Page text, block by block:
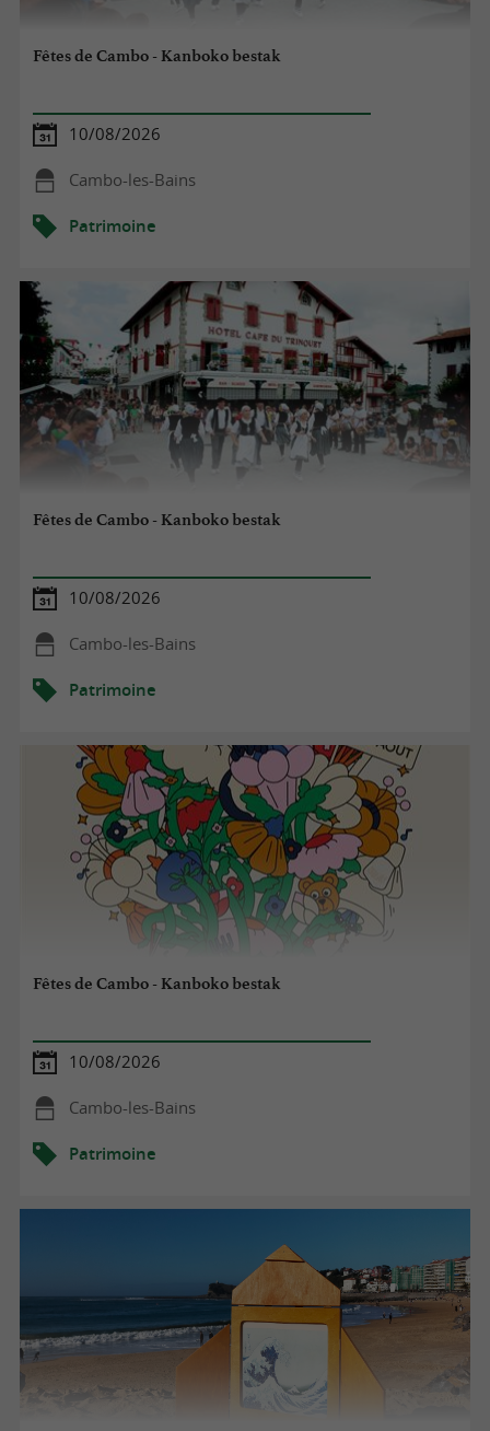
Fêtes de Cambo - Kanboko bestak
10/08/2026
Cambo-les-Bains
Patrimoine
Fêtes de Cambo - Kanboko bestak
10/08/2026
Cambo-les-Bains
Patrimoine
Fêtes de Cambo - Kanboko bestak
10/08/2026
Cambo-les-Bains
Patrimoine